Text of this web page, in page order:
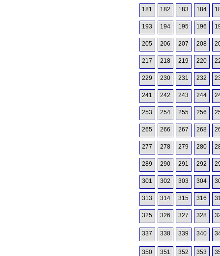
181 182 183 184
193 194 195 196
205 206 207 208
217 218 219 220
229 230 231 232
241 242 243 244
253 254 255 256
265 266 267 268
277 278 279 280
289 290 291 292
301 302 303 304
313 314 315 316
325 326 327 328
337 338 339 340
350 351 352 353